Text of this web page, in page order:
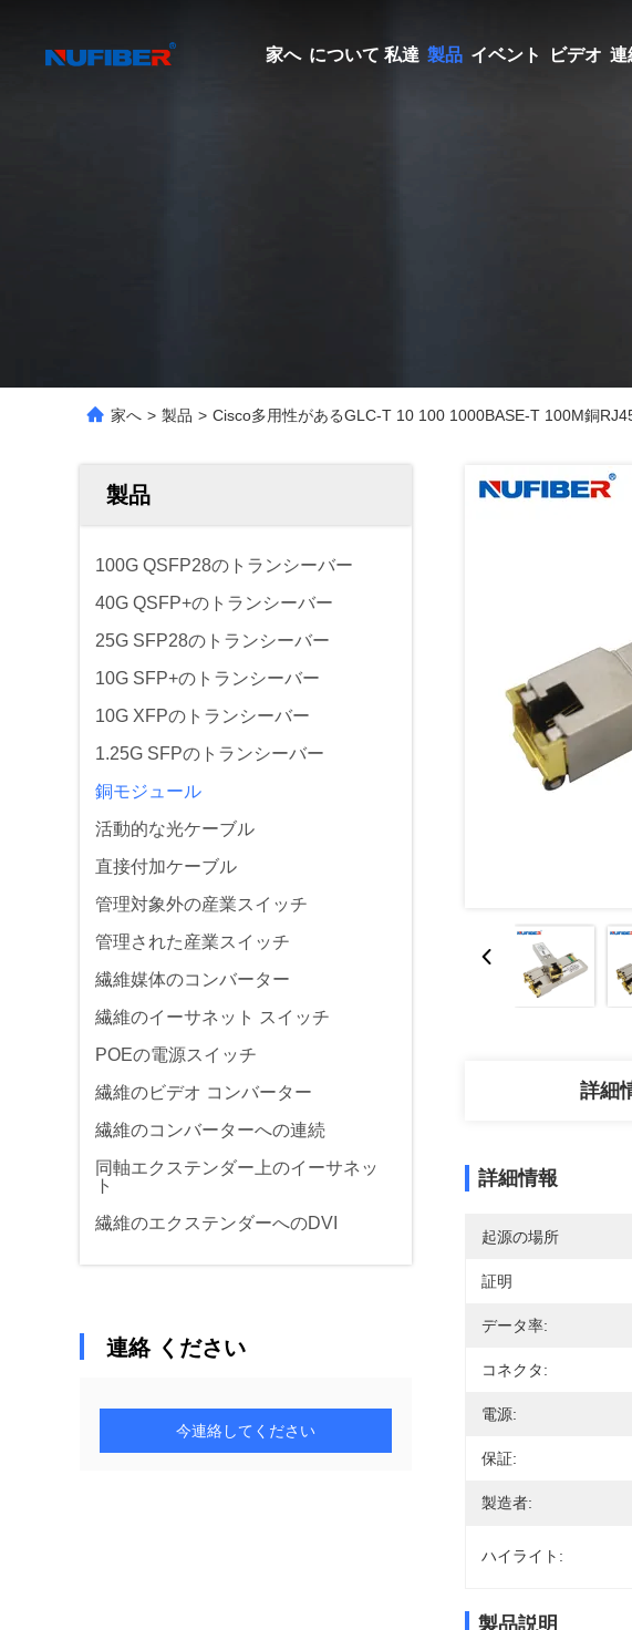
家へ について 私達 製品 イベント ビデオ 連
家へ > 製品 > Cisco多用性があるGLC-T 10 100 1000BASE-T 100M銅
製品
100G QSFP28のトランシーバー
40G QSFP+のトランシーバー
25G SFP28のトランシーバー
10G SFP+のトランシーバー
10G XFPのトランシーバー
1.25G SFPのトランシーバー
銅モジュール
活動的な光ケーブル
直接付加ケーブル
管理対象外の産業スイッチ
管理された産業スイッチ
繊維媒体のコンバーター
繊維のイーサネット スイッチ
POEの電源スイッチ
繊維のビデオ コンバーター
繊維のコンバーターへの連続
同軸エクステンダー上のイーサネッ
ト
繊維のエクステンダーへのDVI
連絡 ください
今連絡してください
詳細
詳細情報
起源の場所
証明
データ率:
コネクタ:
電源:
保証:
製造者:
ハイライト:
製品説明